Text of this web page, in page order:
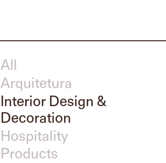
All
Arquitetura
Interior Design &
Decoration
Hospitality
Products